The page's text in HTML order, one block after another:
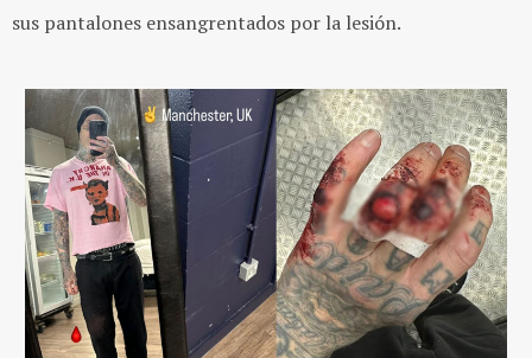
sus pantalones ensangrentados por la lesión.